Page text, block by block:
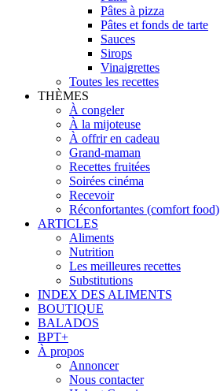
Pâtes à pizza
Pâtes et fonds de tarte
Sauces
Sirops
Vinaigrettes
Toutes les recettes
THÈMES
À congeler
À la mijoteuse
À offrir en cadeau
Grand-maman
Recettes fruitées
Soirées cinéma
Recevoir
Réconfortantes (comfort food)
ARTICLES
Aliments
Nutrition
Les meilleures recettes
Substitutions
INDEX DES ALIMENTS
BOUTIQUE
BALADOS
BPT+
À propos
Annoncer
Nous contacter